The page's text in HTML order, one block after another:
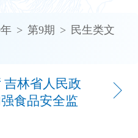
> 第9期 > 民生类文
吉林省人民政
食品安全监